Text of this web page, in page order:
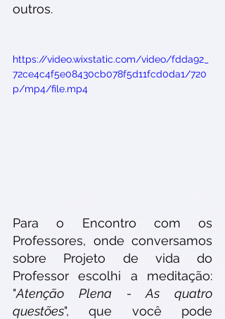
outros.
https://video.wixstatic.com/video/fdda92_
72ce4c4f5e08430cb078f5d11fcd0da1/720
p/mp4/file.mp4
Para o Encontro com os
Professores, onde conversamos
sobre Projeto de vida do
Professor escolhi a meditação:
"Atenção Plena - As quatro
questões", que você pode